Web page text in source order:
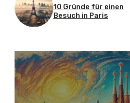
10 Gründe für einen
Besuch in Paris